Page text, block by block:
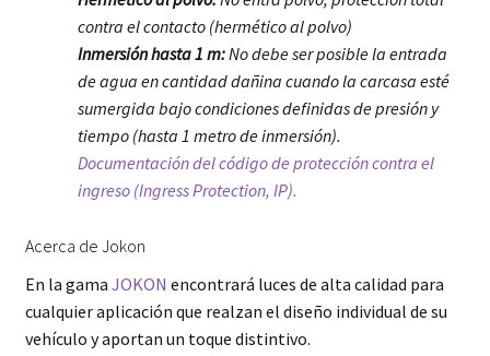
contra el contacto (hermético al polvo)
Inmersión hasta 1 m:No debe ser posible la entrada
de agua en cantidad dañina cuando la carcasa esté
sumergida bajo condiciones definidas de presión y
tiempo (hasta 1 metro de inmersión).
Documentación del código de protección contra el
ingreso (Ingress Protection, IP).
Acerca de Jokon
En la gama JOKON encontrará luces de alta calidad para
cualquier aplicación que realzan el diseño individual de su
vehículo y aportan un toque distintivo.